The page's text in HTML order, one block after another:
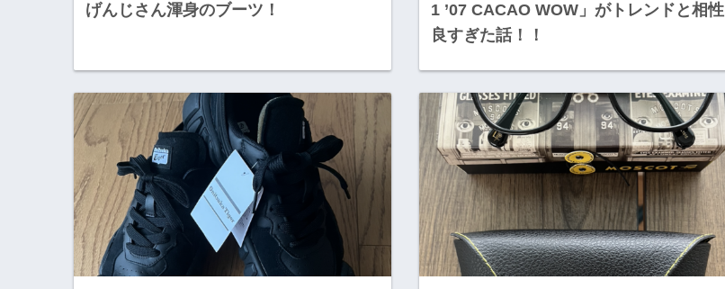
げんじさん渾身のブーツ！
1 ’07 CACAO WOW」がトレンドと相性
良すぎた話！！